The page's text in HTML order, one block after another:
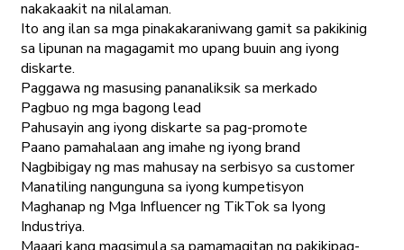
nakakaakit na nilalaman.
Ito ang ilan sa mga pinakakaraniwang gamit sa pakikinig
sa lipunan na magagamit mo upang buuin ang iyong
diskarte.
Paggawa ng masusing pananaliksik sa merkado
Pagbuo ng mga bagong lead
Pahusayin ang iyong diskarte sa pag-promote
Paano pamahalaan ang imahe ng iyong brand
Nagbibigay ng mas mahusay na serbisyo sa customer
Manatiling nangunguna sa iyong kumpetisyon
Maghanap ng Mga Influencer ng TikTok sa Iyong
Industriya.